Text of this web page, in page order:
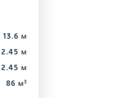
13.6 м
2.45 м
2.45 м
86 м³